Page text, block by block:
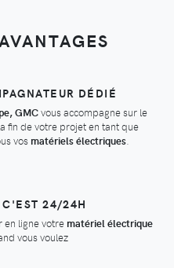
DÉDIÉ
GMCvous accompagne sur le
fin de votre projet en tant que
vos matériels électriques.
C'EST 24/24H
en ligne votre matériel électrique
vous voulez